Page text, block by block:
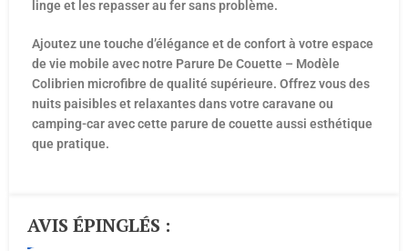
linge et les repasser au fer sans problème.
Ajoutez une touche d’élégance et de confort à votre espace
de vie mobile avec notre Parure De Couette – Modèle
Colibrien microfibre de qualité supérieure. Offrez vous des
nuits paisibles et relaxantes dans votre caravane ou
camping-car avec cette parure de couette aussi esthétique
que pratique.
AVIS ÉPINGLÉS :